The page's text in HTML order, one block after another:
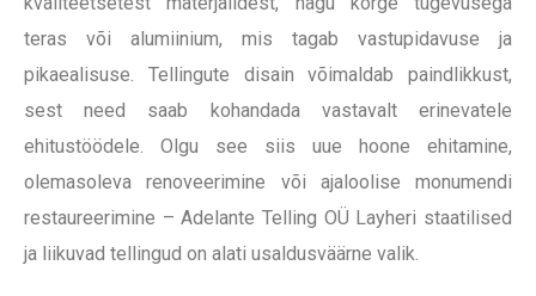
teras või alumiinium, mis tagab vastupidavuse ja
pikaealisuse. Tellingute disain võimaldab paindlikkust,
sest need saab kohandada vastavalt erinevatele
ehitustöödele. Olgu see siis uue hoone ehitamine,
olemasoleva renoveerimine või ajaloolise monumendi
restaureerimine – Adelante Telling OÜ Layheri staatilised
ja liikuvad tellingud on alati usaldusväärne valik.